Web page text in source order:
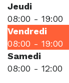
Jeudi
08:00 - 19:00
Vendredi
08:00 - 19:00
Samedi
08:00 - 12:00